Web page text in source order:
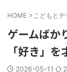
HOME > こどもと
ゲームばか
「好き」
2026-05-11